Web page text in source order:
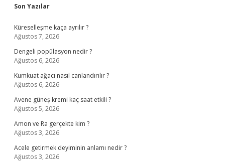
Sidebar
Son Yazılar
Küreselleşme kaça ayrılır ?
Ağustos 7, 2026
Dengeli popülasyon nedir ?
Ağustos 6, 2026
Kumkuat ağacı nasıl canlandırılır ?
Ağustos 6, 2026
Avene güneş kremi kaç saat etkili ?
Ağustos 5, 2026
Amon ve Ra gerçekte kim ?
Ağustos 3, 2026
Acele getirmek deyiminin anlamı nedir ?
Ağustos 3, 2026